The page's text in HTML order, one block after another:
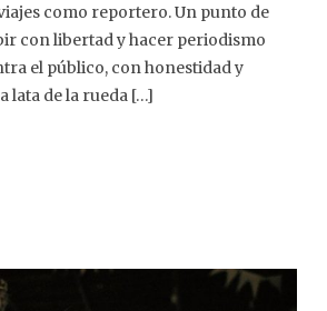
como reportero. Un punto de
con libertad y hacer periodismo
el público, con honestidad y
lata de la rueda […]